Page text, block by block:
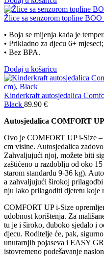
Žlice sa senzorom topline BOO
• Boja se mijenja kada je
• Prikladno za djecu 6+ mjeseci;
• Bez BPA.
Dodaj u košaricu
Kinderkraft autosjedalica
Black 89.90 €
Autosjedalica COMFORT
Ovo je COMFORT UP i-Size –
cm visine. Autosjedalica
Zahvaljujući njoj, možete biti
zaštićeno u razdoblju od oko
starom standardu 9-36 kg).
a zahvaljujući širokoj
nju lako prilagoditi djetetu koje
COMFORT UP i-Size
udobnost korištenja. Za
tu je i široko, duboko sjedalo i
djecu. Roditelje će, pak,
unutarnjih pojaseva i EASY
istovremeno podešavanje